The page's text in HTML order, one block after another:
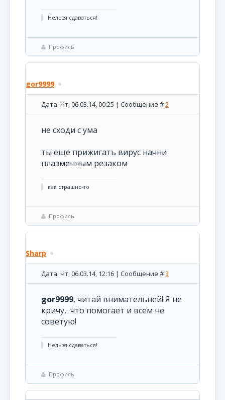
Нельзя сдаваться!
Профиль
gor9999
Дата: Чт, 06.03.14, 00:25 | Сообщение #2
не сходи с ума
ты еще прижигать вирус начни
плазменным резаком
как страшно-то
Профиль
Sharp
Дата: Чт, 06.03.14, 12:16 | Сообщение #3
gor9999, читай внимательней! Я не
кричу, что помогает и всем не
советую!
Нельзя сдаваться!
Профиль